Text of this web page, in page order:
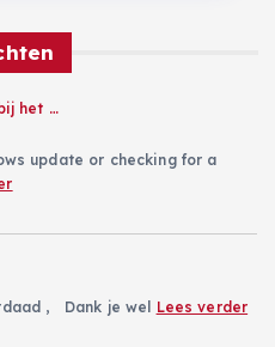
het …
update or checking for a
, Dank je wel Lees verder